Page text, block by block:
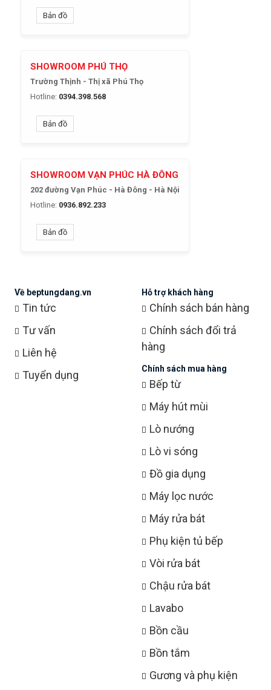
Bản đồ
SHOWROOM PHÚ THỌ
Trường Thịnh - Thị xã Phú Thọ
Hotline: 0394.398.568
Bản đồ
SHOWROOM VẠN PHÚC HÀ ĐÔNG
202 đường Vạn Phúc - Hà Đông - Hà Nội
Hotline: 0936.892.233
Bản đồ
Về beptungdang.vn
Tin tức
Tư vấn
Liên hệ
Tuyển dụng
Hỗ trợ khách hàng
Chính sách bán hàng
Chính sách đổi trả
hàng
Chính sách mua hàng
Bếp từ
Máy hút mùi
Lò nướng
Lò vi sóng
Đồ gia dụng
Máy lọc nước
Máy rửa bát
Phụ kiện tủ bếp
Vòi rửa bát
Chậu rửa bát
Lavabo
Bồn cầu
Bồn tắm
Gương và phụ kiện